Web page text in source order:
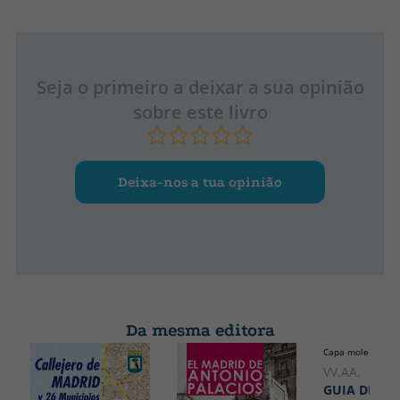
Seja o primeiro a deixar a sua opinião
sobre este livro
Deixa-nos a tua opinião
Da mesma editora
Capa mole ou
VV.AA.
GUIA DE